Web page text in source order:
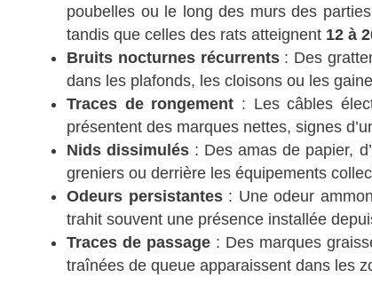
poubelles ou le long des murs des
tandis que celles des rats atteignent 12 à
Bruits nocturnes récurrents: Des
dans les plafonds, les cloisons ou les
Traces de rongement : Les câbles
présentent des marques nettes, signes
Nids dissimulés : Des amas de papier,
greniers ou derrière les équipements
Odeurs persistantes: Une odeur
trahit souvent une présence installée
Traces de passage : Des marques
traînées de queue apparaissent dans les